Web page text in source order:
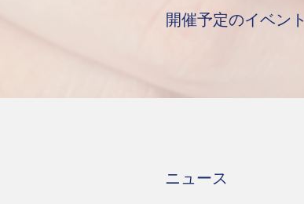
開催予定のイベント
ニュース